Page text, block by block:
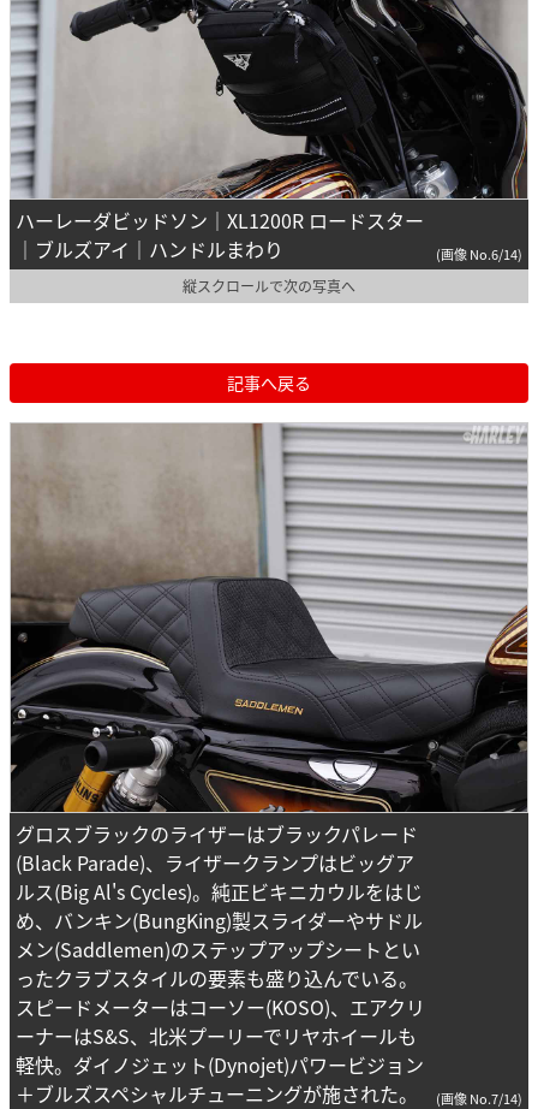
ハーレーダビッドソン｜XL1200R ロードスター
｜ブルズアイ｜ハンドルまわり
(画像 No.6/14)
縦スクロールで次の写真へ
記事へ戻る
グロスブラックのライザーはブラックパレード
(Black Parade)、ライザークランプはビッグア
ルス(Big Al's Cycles)。純正ビキニカウルをはじ
め、バンキン(BungKing)製スライダーやサドル
メン(Saddlemen)のステップアップシートとい
ったクラブスタイルの要素も盛り込んでいる。
スピードメーターはコーソー(KOSO)、エアクリ
ーナーはS&S、北米プーリーでリヤホイールも
軽快。ダイノジェット(Dynojet)パワービジョン
＋ブルズスペシャルチューニングが施された。
(画像 No.7/14)